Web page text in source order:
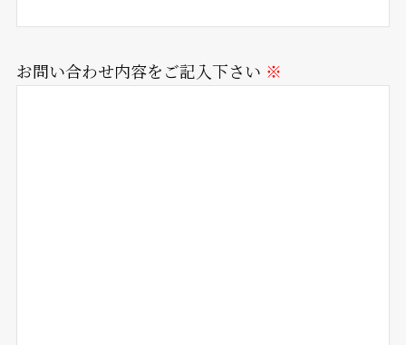
お問い合わせ内容をご記入下さい ※